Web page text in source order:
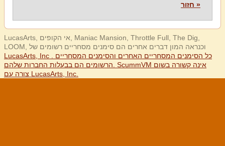
« חזור
LucasArts, אי הקופים, Maniac Mansion, Throttle Full, The Dig,
LOOM, וכנראה המון דברים אחרים הם סימנים מסחריים רשומים של
LucasArts, Inc . כל הסימנים המסחריים האחרים והסימנים המסחריים
הרשומים הם בבעלות החברות שלהם. ScummVM אינה קשורה בשום
צורה עם LucasArts, Inc.